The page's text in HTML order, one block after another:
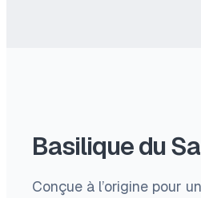
Basilique du
Conçue à l’origine pour